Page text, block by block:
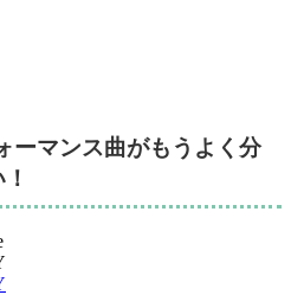
ーマンス曲がもうよく分